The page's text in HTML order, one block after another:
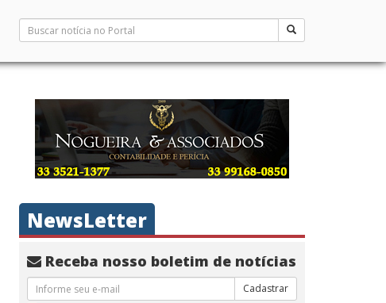
NewsLetter
Receba nosso boletim de notícias
Cadastrar